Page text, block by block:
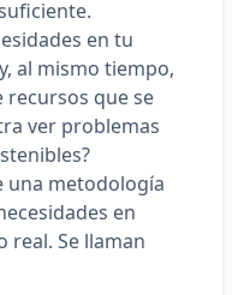
en tu
al mismo tiempo,
recursos que se
ver problemas
una metodología
en
real. Se llaman